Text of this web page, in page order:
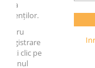
clic pe